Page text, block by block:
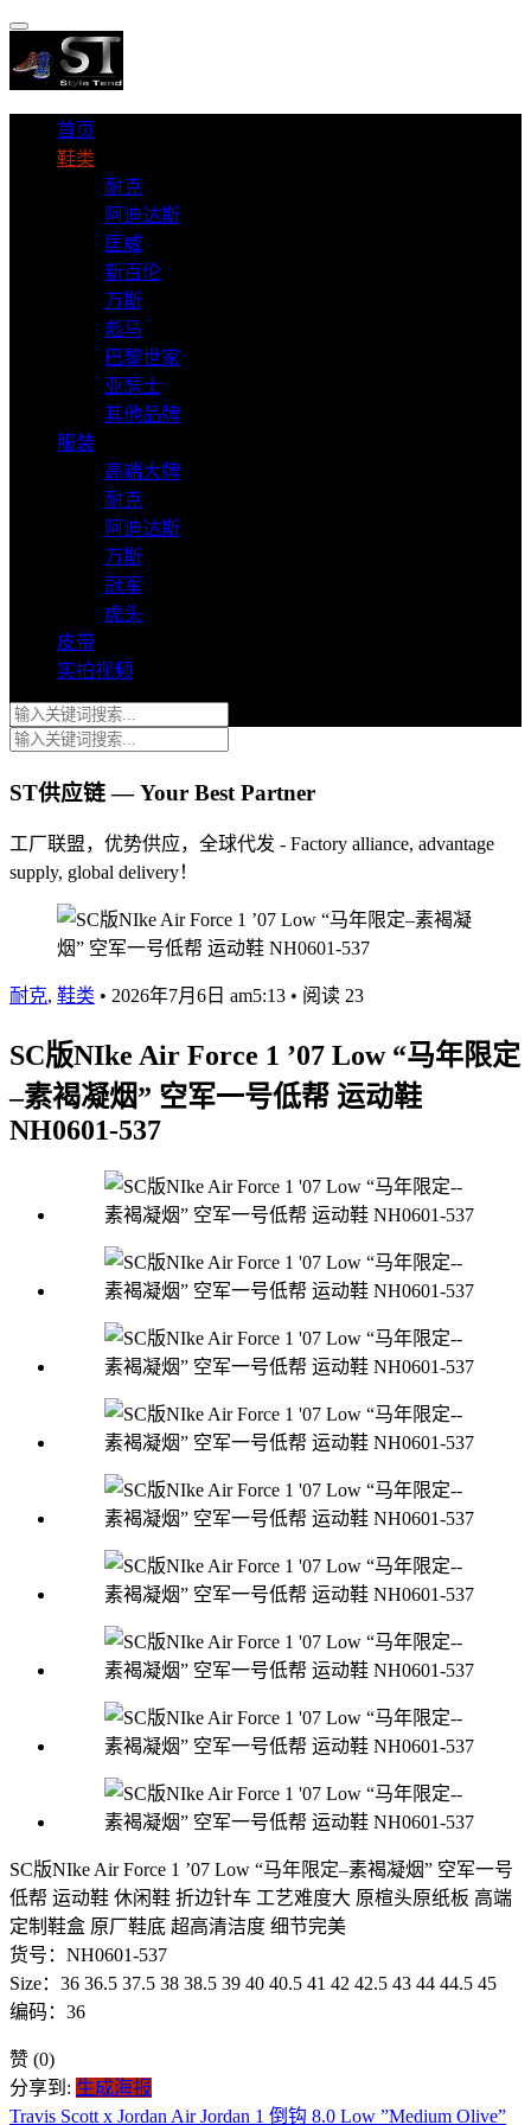
首页
鞋类
耐克
阿迪达斯
匡威
新百伦
万斯
彪马
巴黎世家
亚瑟士
其他品牌
服装
高端大牌
耐克
阿迪达斯
万斯
冠军
虎头
皮带
实拍视频
ST供应链 — Your Best Partner
工厂联盟，优势供应，全球代发 - Factory alliance, advantage
supply, global delivery！
耐克, 鞋类 • 2026年7月6日 am5:13 • 阅读 23
SC版NIke Air Force 1 ’07 Low “马年限定
–素褐凝烟” 空军一号低帮 运动鞋
NH0601-537
SC版NIke Air Force 1 ’07 Low “马年限定–素褐凝烟” 空军一号
低帮 运动鞋 休闲鞋 折边针车 工艺难度大 原楦头原纸板 高端
定制鞋盒 原厂鞋底 超高清洁度 细节完美
货号：NH0601-537
Size：36 36.5 37.5 38 38.5 39 40 40.5 41 42 42.5 43 44 44.5 45
编码：36
赞 (0)
分享到: 生成海报
Travis Scott x Jordan Air Jordan 1 倒钩 8.0 Low ”Medium Olive”